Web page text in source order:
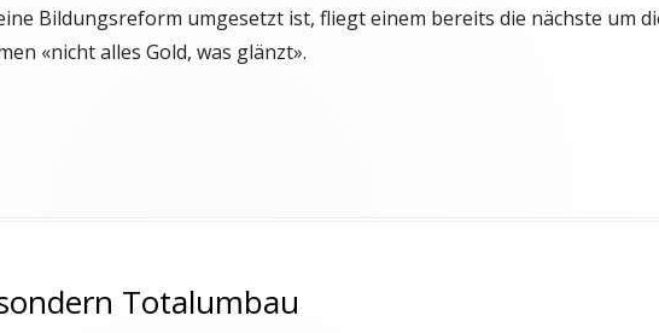
Bildungsreform umgesetzt ist, fliegt einem bereits die nächste um
«nicht alles Gold, was glänzt».
Totalumbau